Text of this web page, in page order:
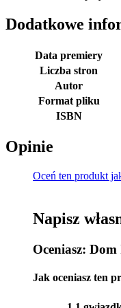
Dodatkowe
Data premiery
Liczba stron
Autor
Format pliku
ISBN
Opinie
Oceń ten produkt
Napisz
Oceniasz: Dom
Jak oceniasz ten